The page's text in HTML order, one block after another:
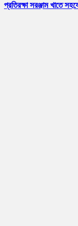
প্রতিরক্ষা সরঞ্জাম খাতে